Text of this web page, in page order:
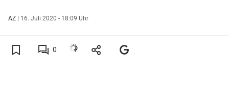
AZ | 16. Juli 2020 - 18:09 Uhr
0